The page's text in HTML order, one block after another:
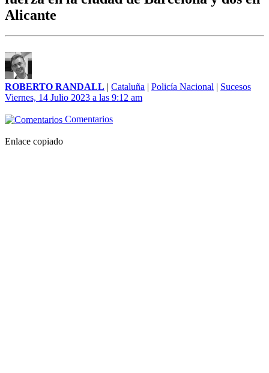
Alicante
ROBERTO RANDALL | Cataluña | Policía Nacional | Sucesos
Viernes, 14 Julio 2023 a las 9:12 am
Comentarios
Enlace copiado